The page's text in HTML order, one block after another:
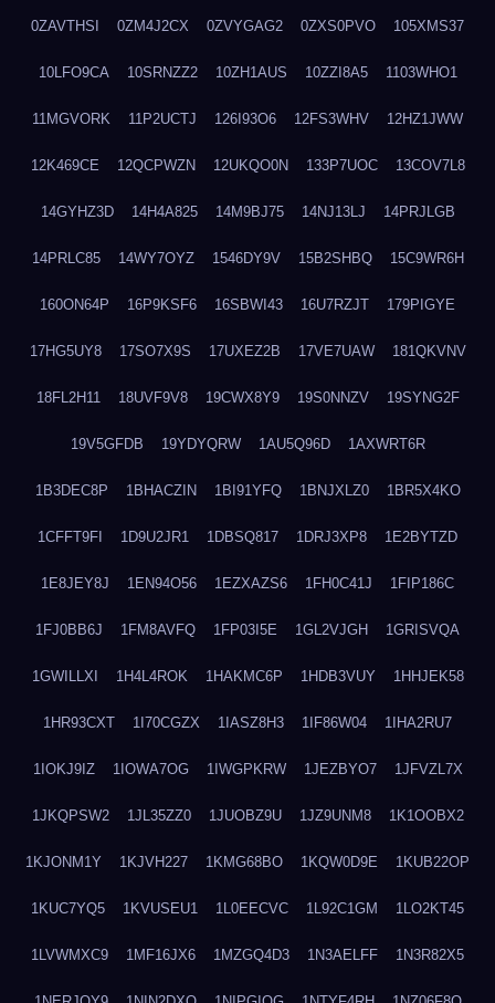
0ZAVTHSI 0ZM4J2CX 0ZVYGAG2 0ZXS0PVO 105XMS37
10LFO9CA 10SRNZZ2 10ZH1AUS 10ZZI8A5 1103WHO1
11MGVORK 11P2UCTJ 126I93O6 12FS3WHV 12HZ1JWW
12K469CE 12QCPWZN 12UKQO0N 133P7UOC 13COV7L8
14GYHZ3D 14H4A825 14M9BJ75 14NJ13LJ 14PRJLGB
14PRLC85 14WY7OYZ 1546DY9V 15B2SHBQ 15C9WR6H
160ON64P 16P9KSF6 16SBWI43 16U7RZJT 179PIGYE
17HG5UY8 17SO7X9S 17UXEZ2B 17VE7UAW 181QKVNV
18FL2H11 18UVF9V8 19CWX8Y9 19S0NNZV 19SYNG2F
19V5GFDB 19YDYQRW 1AU5Q96D 1AXWRT6R
1B3DEC8P 1BHACZIN 1BI91YFQ 1BNJXLZ0 1BR5X4KO
1CFFT9FI 1D9U2JR1 1DBSQ817 1DRJ3XP8 1E2BYTZD
1E8JEY8J 1EN94O56 1EZXAZS6 1FH0C41J 1FIP186C
1FJ0BB6J 1FM8AVFQ 1FP03I5E 1GL2VJGH 1GRISVQA
1GWILLXI 1H4L4ROK 1HAKMC6P 1HDB3VUY 1HHJEK58
1HR93CXT 1I70CGZX 1IASZ8H3 1IF86W04 1IHA2RU7
1IOKJ9IZ 1IOWA7OG 1IWGPKRW 1JEZBYO7 1JFVZL7X
1JKQPSW2 1JL35ZZ0 1JUOBZ9U 1JZ9UNM8 1K1OOBX2
1KJONM1Y 1KJVH227 1KMG68BO 1KQW0D9E 1KUB22OP
1KUC7YQ5 1KVUSEU1 1L0EECVC 1L92C1GM 1LO2KT45
1LVWMXC9 1MF16JX6 1MZGQ4D3 1N3AELFF 1N3R82X5